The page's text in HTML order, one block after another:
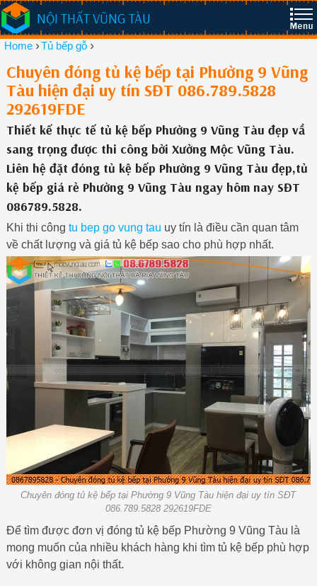
NỘI THẤT VŨNG TÀU
Home ›Tủ bếp gỗ ›
Chuyên đóng tủ kệ bếp tại Phường 9 Vũng
Tàu hiện đại uy tín SĐT 086.789.5828
292619FDE
Thiết kế thực tế tủ kệ bếp Phường 9 Vũng Tàu đẹp vầ
sang trọng được thi công bởi Xưởng Mộc Vũng Tàu.
Liên hệ đặt đóng tủ kệ bếp Phường 9 Vũng Tàu đẹp,tủ
kệ bếp giá rẻ Phường 9 Vũng Tàu ngay hôm nay SĐT
086789.5828.
Khi thi công tu bep go vung tau uy tín là điều cần quan tâm
về chất lượng và giá tủ kệ bếp sao cho phù hợp nhất.
Chuyên đóng tủ kệ bếp tại Phường 9 Vũng Tàu hiện đại uy tín SĐT
086.789.5828 292619FDE
Để tìm được đơn vị đóng tủ kệ bếp Phường 9 Vũng Tàu là
mong muốn của nhiều khách hàng khi tìm tủ kệ bếp phù hợp
với không gian nội thất.